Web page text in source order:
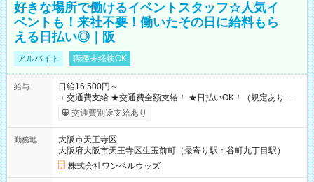
好きな場所で働けるイベントスタッフ☆人気イ
ベントも！来社不要！働いたその日に給料もら
える日払い◎｜阪
アルバイト 職種未経験OK
給与
日給16,500円～
＋交通費支給 ★交通費全額支給！ ★日払いOK！（規定あり） ┗
働いたその日に現金GET♪ お仕事後はコンビニATMから 日払
交通費別途支給あり
勤務地
大阪市天王寺区
大阪府大阪市天王寺区生玉前町（最寄り駅：谷町九丁目駅）
株式会社ワンベルウッズ